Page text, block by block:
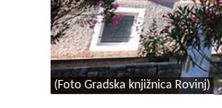
(Foto Gradska knjižnica Rovinj)